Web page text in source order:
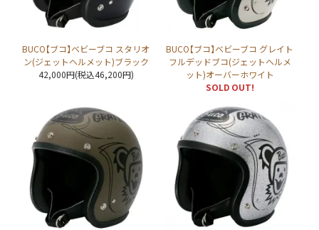
BUCO【ブコ】ベビーブコ スタリオ
ン(ジェットヘルメット)ブラック
42,000円(税込46,200円)
BUCO【ブコ】ベビーブコ グレイト
フルデッドブコ(ジェットヘルメ
ット)オーバーホワイト
SOLD OUT!